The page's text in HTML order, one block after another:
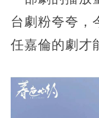
台劇粉夸夸，
任嘉倫的劇才